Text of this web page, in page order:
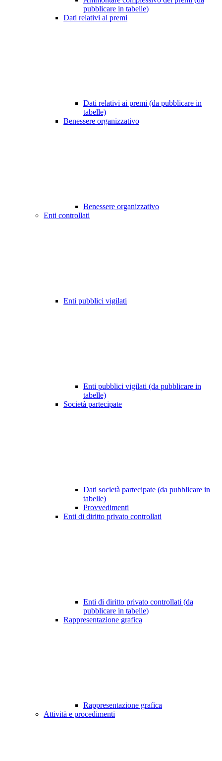
pubblicare in tabelle)
Dati relativi ai premi
Dati relativi ai premi (da pubblicare in
tabelle)
Benessere organizzativo
Benessere organizzativo
Enti controllati
Enti pubblici vigilati
Enti pubblici vigilati (da pubblicare in
tabelle)
Società partecipate
Dati società partecipate (da pubblicare in
tabelle)
Provvedimenti
Enti di diritto privato controllati
Enti di diritto privato controllati (da
pubblicare in tabelle)
Rappresentazione grafica
Rappresentazione grafica
Attività e procedimenti